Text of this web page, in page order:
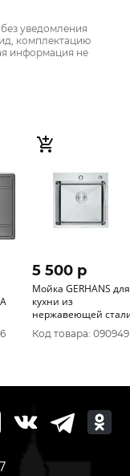
уведомления
комплектацию
информация не
5 500 p
Мойка GERHANS для
кухни из
нержавеющей
K35050 500*500
Код товара: 090949